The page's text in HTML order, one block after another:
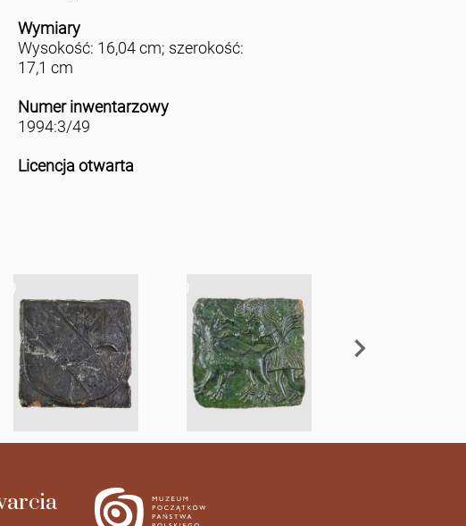
Wymiary
Wysokość: 16,04 cm; szerokość:
17,1 cm
Numer inwentarzowy
1994:3/49
Licencja otwarta